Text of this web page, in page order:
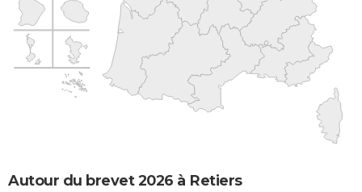
Autour du brevet 2026 à Retiers